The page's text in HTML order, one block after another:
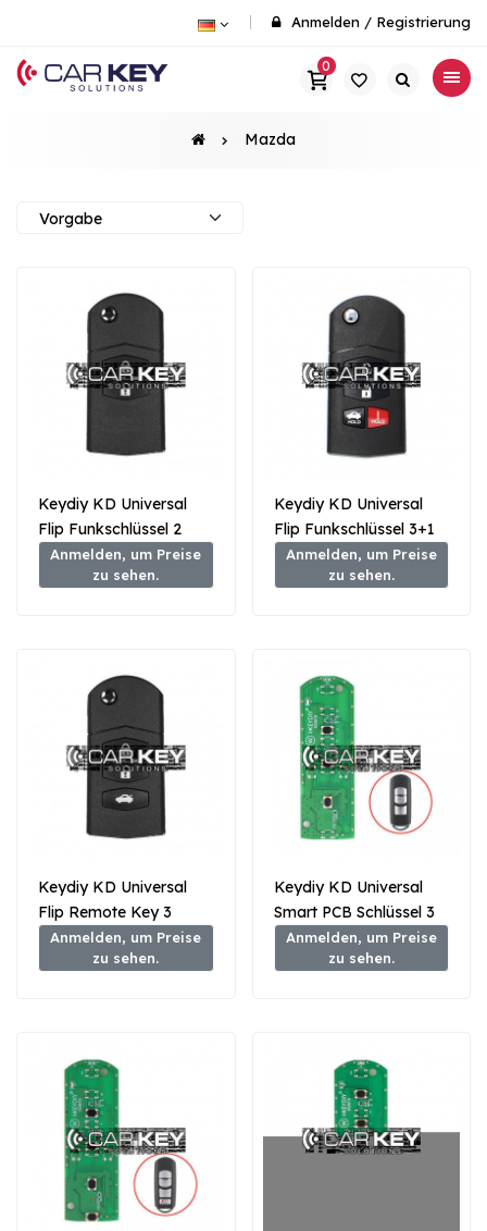
Anmelden / Registrierung
0
Mazda
Keydiy KD Universal
Flip Funkschlüssel 2
Tasten Mazda Typ B14-
Anmelden, um Preise
zu sehen.
Keydiy KD Universal
Flip Funkschlüssel 3+1
Tasten Mazda Typ B14-
Anmelden, um Preise
zu sehen.
Keydiy KD Universal
Flip Remote Key 3
Tasten Mazda Typ B14-
Anmelden, um Preise
zu sehen.
Keydiy KD Universal
Smart PCB Schlüssel 3
Tasten Mazda Typ
Anmelden, um Preise
zu sehen.